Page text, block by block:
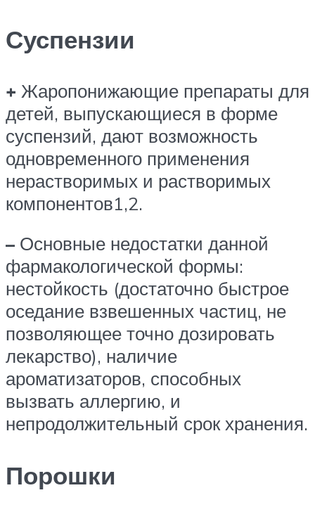
Суспензии
+ Жаропонижающие препараты для
детей, выпускающиеся в форме
суспензий, дают возможность
одновременного применения
нерастворимых и растворимых
компонентов1,2.
– Основные недостатки данной
фармакологической формы:
нестойкость (достаточно быстрое
оседание взвешенных частиц, не
позволяющее точно дозировать
лекарство), наличие
ароматизаторов, способных
вызвать аллергию, и
непродолжительный срок хранения.
Порошки